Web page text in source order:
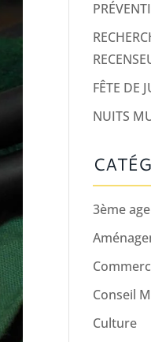
FÊTE DE
NUITS
3ème age
Conseil
Culture